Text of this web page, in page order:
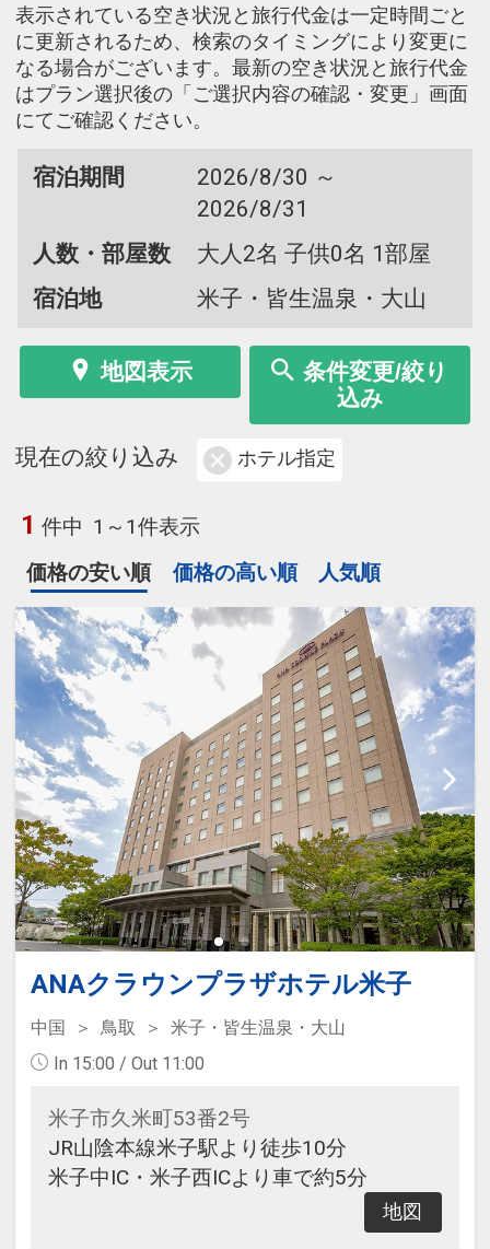
表示されている空き状況と旅行代金は一定時間ごと
に更新されるため、検索のタイミングにより変更に
なる場合がございます。最新の空き状況と旅行代金
はプラン選択後の「ご選択内容の確認・変更」画面
にてご確認ください。
宿泊期間
2026/8/30 ～
2026/8/31
人数・部屋数
大人2名 子供0名 1部屋
宿泊地
米子・皆生温泉・大山
地図表示
条件変更/絞り
込み
現在の絞り込み ホテル指定
1 件中 1～1件表示
価格の安い順
価格の高い順 人気順
ANAクラウンプラザホテル米子
中国 鳥取
米子・皆生温泉・大山
In 15:00 / Out 11:00
米子市久米町53番2号
JR山陰本線米子駅より徒歩10分
米子中IC・米子西ICより車で約5分
地図